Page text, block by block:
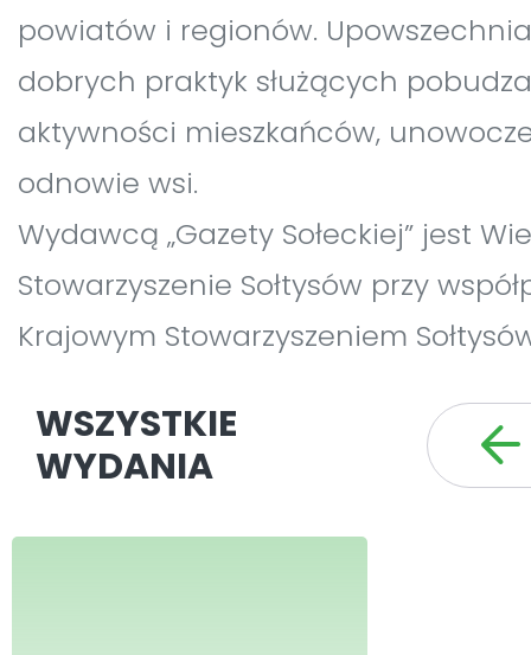
powiatów i regionów.
dobrych praktyk służących
aktywności mieszkańców,
odnowie wsi.
Wydawcą „Gazety Sołeckiej” jest
Stowarzyszenie Sołtysów przy
Krajowym Stowarzyszeniem
WSZYSTKIE
WYDANIA